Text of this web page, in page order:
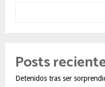
Posts
Detenidos tras ser